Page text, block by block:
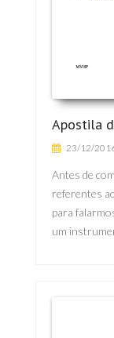
Apostila
23/12/
Antes de
referentes
para
um